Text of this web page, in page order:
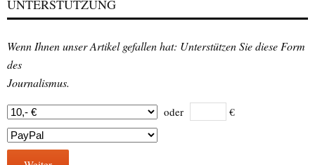
UNTERSTÜTZUNG
Wenn Ihnen unser Artikel gefallen hat: Unterstützen Sie diese Form
des
Journalismus.
oder €